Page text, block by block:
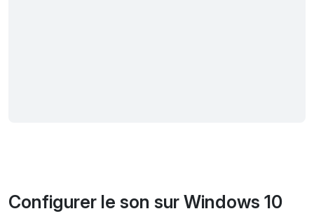
Configurer le son sur Windows 10